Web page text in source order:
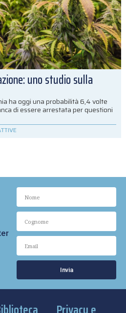
uno studio sulla
ha oggi una probabilità 6,4 volte
di essere arrestata per questioni
Invia